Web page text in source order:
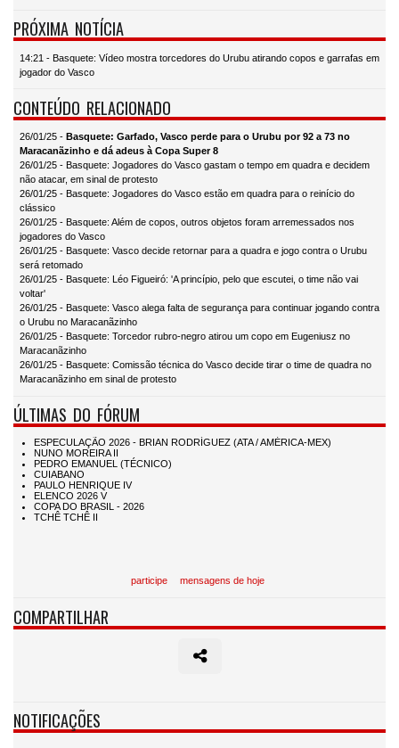
PRÓXIMA NOTÍCIA
14:21 - Basquete: Vídeo mostra torcedores do Urubu atirando copos e garrafas em
jogador do Vasco
CONTEÚDO RELACIONADO
26/01/25 - Basquete: Garfado, Vasco perde para o Urubu por 92 a 73 no
Maracanãzinho e dá adeus à Copa Super 8
26/01/25 - Basquete: Jogadores do Vasco gastam o tempo em quadra e decidem
não atacar, em sinal de protesto
26/01/25 - Basquete: Jogadores do Vasco estão em quadra para o reinício do
clássico
26/01/25 - Basquete: Além de copos, outros objetos foram arremessados nos
jogadores do Vasco
26/01/25 - Basquete: Vasco decide retornar para a quadra e jogo contra o Urubu
será retomado
26/01/25 - Basquete: Léo Figueiró: 'A princípio, pelo que escutei, o time não vai
voltar'
26/01/25 - Basquete: Vasco alega falta de segurança para continuar jogando contra
o Urubu no Maracanãzinho
26/01/25 - Basquete: Torcedor rubro-negro atirou um copo em Eugeniusz no
Maracanãzinho
26/01/25 - Basquete: Comissão técnica do Vasco decide tirar o time de quadra no
Maracanãzinho em sinal de protesto
ÚLTIMAS DO FÓRUM
participe mensagens de hoje
COMPARTILHAR
NOTIFICAÇÕES